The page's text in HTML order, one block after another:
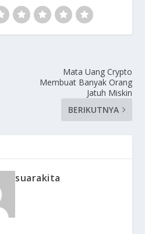
Mata Uang Crypto
Membuat Banyak Orang
Jatuh Miskin
BERIKUTNYA
suarakita